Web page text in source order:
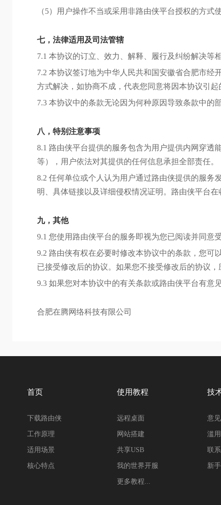
（5）用户操作不当或采用非路由侠平台授权的方式
七，法律适用及司法管辖
7.1 本协议的订立、效力、解释、履行及纠纷解决等
7.2 本协议签订地为中华人民共和国安徽省合肥市
方式解决，如协商不成，代表您同意将因本协议引
7.3 本协议中的条款无论因为何种原因导致条款中
八，特别注意事项
8.1 路由侠平台提供的服务包含为用户提供内网穿
等），用户依法对其提供的任何信息承担全部责任。
8.2 任何单位或个人认为用户通过路由侠提供的服
明、具体链接以及详细侵权情况证明。路由侠平台
九，其他
9.1 您使用路由侠平台的服务即视为您已阅读并同意
9.2 路由侠有权在必要时修改本协议中的条款，您
已接受修改后的协议。如果您不接受修改后的协议
9.3 如果您对本协议中的有关条款或路由侠平台有
合肥在腾网络科技有限公司
首页
下载路由侠
工作原理
适用场景
核心特点
使用教程
远程桌面
网站搭建
共享USB
我的世界开服
更多教程...
技
意
滥
联
新